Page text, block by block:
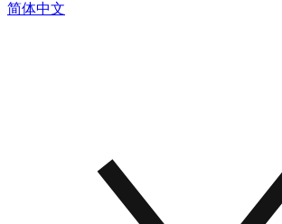
简体中文